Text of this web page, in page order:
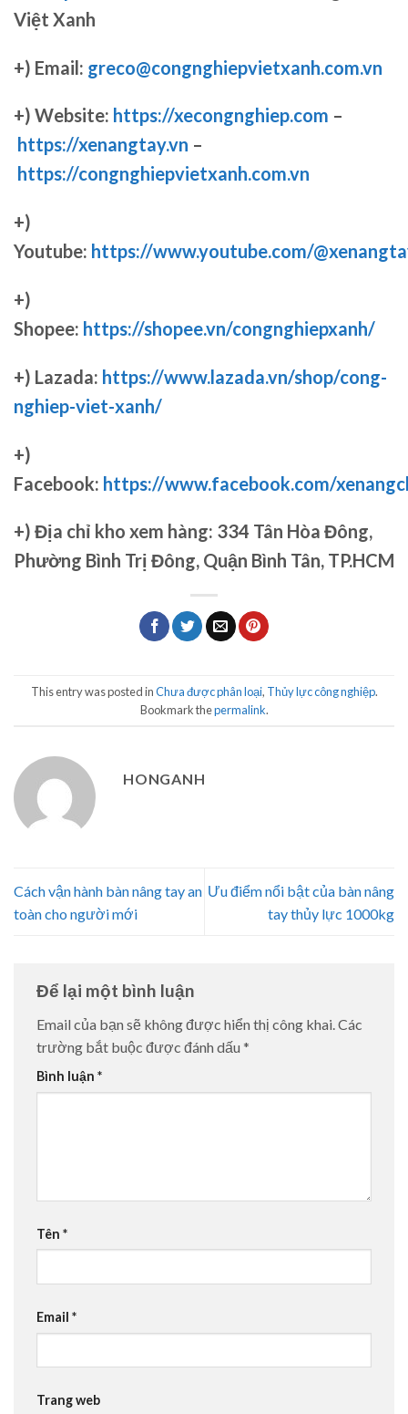
Việt Xanh
+) Email: greco@congnghiepvietxanh.com.vn
+) Website: https://xecongnghiep.com –
https://xenangtay.vn –
https://congnghiepvietxanh.com.vn
+)
Youtube: https://www.youtube.com/
+)
Shopee: https://shopee.vn/congnghiepxanh/
+) Lazada: https://www.lazada.vn/shop/cong-
nghiep-viet-xanh/
+)
Facebook: https://www.facebook.com/
+) Địa chỉ kho xem hàng: 334 Tân Hòa Đông,
Phường Bình Trị Đông, Quận Bình Tân, TP.HCM
This entry was posted inChưa được phân loại, Thủy lực công nghiệp.
Bookmark thepermalink.
HONGANH
Cách vận hành bàn nâng tay an
toàn cho người mới
Ưu điểm nổi bật của bàn nâng
tay thủy lực 1000kg
Để lại một bình luận
Email của bạn sẽ không được hiển thị công khai.Các
trường bắt buộc được đánh dấu *
Bình luận *
Tên *
Email *
Trang web